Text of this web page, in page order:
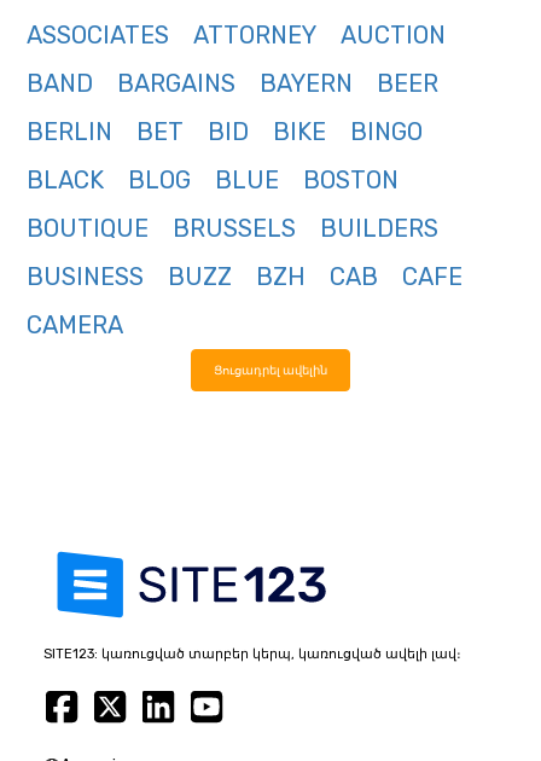
ASSOCIATES
ATTORNEY
AUCTION
BAND
BARGAINS BAYERN
BEER
BERLIN
BET BID BIKE
BINGO
BLACK
BLOG BLUE
BOSTON
BOUTIQUE
BRUSSELS
BUILDERS
BUSINESS
BUZZ BZH CAB
CAFE
CAMERA
Ցուցադրել ավելին
SITE123: կառուցված տարբեր կերպ, կառուցված ավելի լավ։